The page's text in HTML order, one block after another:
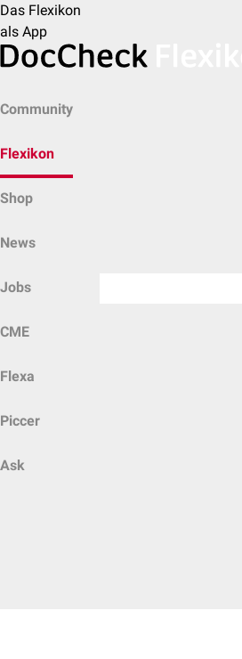
Das Flexikon
als App
Community
Flexikon
Shop
News
Jobs
CME
Flexa
Piccer
Ask